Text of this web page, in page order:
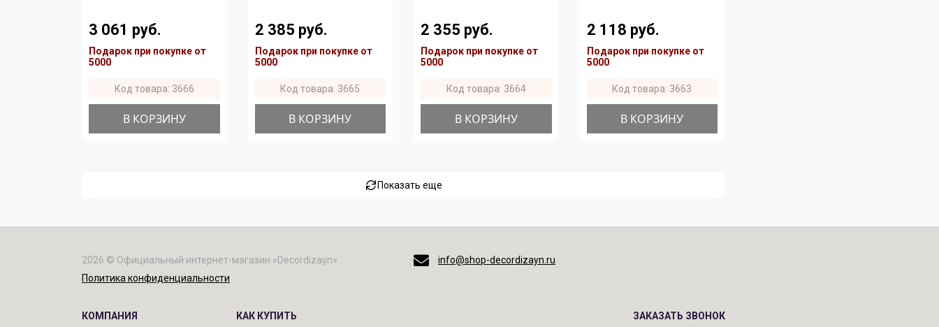
3 061 руб.
Подарок при покупке от
5000
Код товара: 3666
В КОРЗИНУ
2 385 руб.
Подарок при покупке от
5000
Код товара: 3665
В КОРЗИНУ
2 355 руб.
Подарок при покупке от
5000
Код товара: 3664
В КОРЗИНУ
2 118 руб.
Подарок при покупке от
5000
Код товара: 3663
В КОРЗИНУ
Показать еще
2026 © Официальный интернет-магазин «Decordizayn»
Политика конфиденциальности
info@shop-decordizayn.ru
КОМПАНИЯ КАК КУПИТЬ ЗАКАЗАТЬ ЗВОНОК